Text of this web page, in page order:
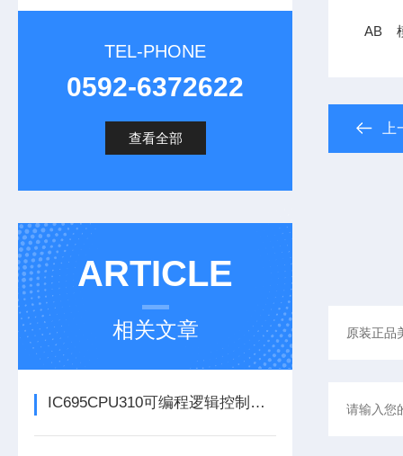
TEL-PHONE
0592-6372622
查看全部
ARTICLE
相关文章
IC695CPU310可编程逻辑控制器在各行业中具体应用分享
AB